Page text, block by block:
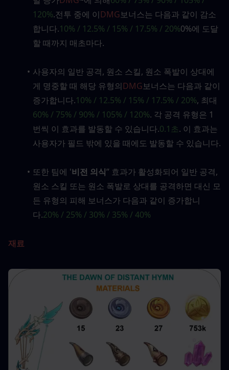
120%.전투 중에 이DMG보너스는 다음과 같이 감소
합니다.10% / 12.5% ​​/ 15% / 17.5% / 20%0%에 도달
할 때까지 매초마다.
사용자의 일반 공격, 원소 스킬, 원소 폭발이 상대에
게 명중할 때 해당 유형의DMG보너스는 다음과 같이
증가합니다.10% / 12.5% ​​/ 15% / 17.5% / 20%, 최대
60% / 75% / 90% / 105% / 120%. 각 공격 유형은 1
번씩 이 효과를 발동할 수 있습니다.0.1초. 이 효과는
사용자가 필드 밖에 있을 때에도 발동할 수 있습니다.
또한 팀에 '비전 의식” 효과가 활성화되어 일반 공격,
원소 스킬 또는 원소 폭발로 상대를 공격하면 대신 모
든 유형의 피해 보너스가 다음과 같이 증가합니
다.20% / 25% / 30% / 35% / 40%
재료